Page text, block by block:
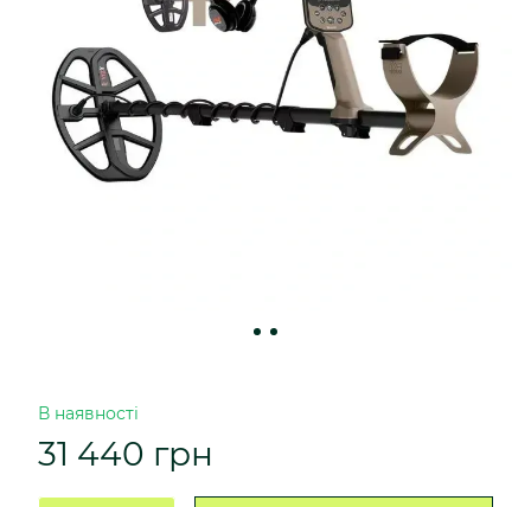
В наявності
31 440 грн